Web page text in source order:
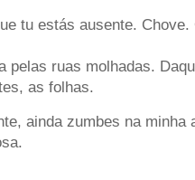
tu estás ausente.
pelas ruas molhadas.
as folhas.
ainda zumbes na